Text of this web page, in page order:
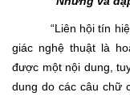
“Liên hội tín
giác nghệ thuật là
được một nội dung,
dung do các câu chữ